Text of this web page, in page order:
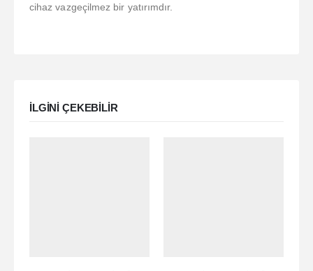
cihaz vazgeçilmez bir yatırımdır.
ILGINI ÇEKEBILIR